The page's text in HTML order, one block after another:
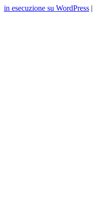
in esecuzione su WordPress |